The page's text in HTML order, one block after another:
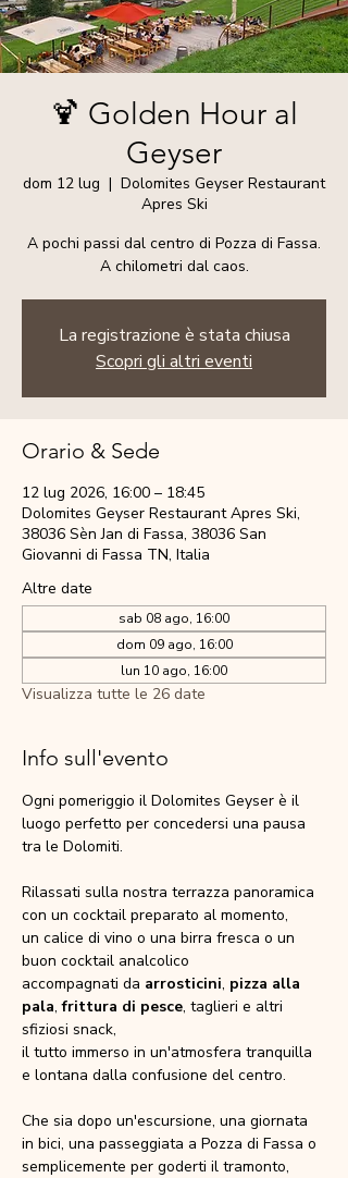
🍹 Golden Hour al
Geyser
dom 12 lug
  |
Dolomites Geyser Restaurant
Apres Ski
A pochi passi dal centro di Pozza di Fassa.
A chilometri dal caos.
La registrazione è stata chiusa
Scopri gli altri eventi
Orario & Sede
12 lug 2026, 16:00 – 18:45
Dolomites Geyser Restaurant Apres Ski,
38036 Sèn Jan di Fassa, 38036 San
Giovanni di Fassa TN, Italia
Altre date
sab 08 ago, 16:00
dom 09 ago, 16:00
lun 10 ago, 16:00
Visualizza tutte le 26 date
Info sull'evento
Ogni pomeriggio il Dolomites Geyser è il
luogo perfetto per concedersi una pausa
tra le Dolomiti.
Rilassati sulla nostra terrazza panoramica
con un cocktail preparato al momento,
un calice di vino o una birra fresca o un
buon cocktail analcolico
accompagnati da arrosticini, pizza alla
pala, frittura di pesce, taglieri e altri
sfiziosi snack,
il tutto immerso in un'atmosfera tranquilla
e lontana dalla confusione del centro.
Che sia dopo un'escursione, una giornata
in bici, una passeggiata a Pozza di Fassa o
semplicemente per goderti il tramonto,